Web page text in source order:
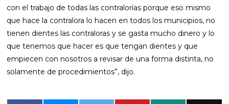
con el trabajo de todas las contralorías porque eso mismo
que hace la contralora lo hacen en todos los municipios, no
tienen dientes las contraloras y se gasta mucho dinero y lo
que tenemos que hacer es que tengan dientes y que
empiecen con nosotros a revisar de una forma distinta, no
solamente de procedimientos”, dijo.